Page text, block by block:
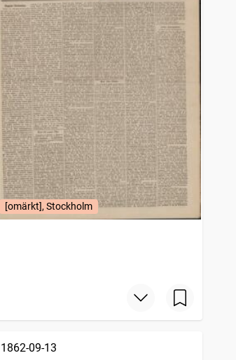
[omärkt], Stockholm
1862-09-13